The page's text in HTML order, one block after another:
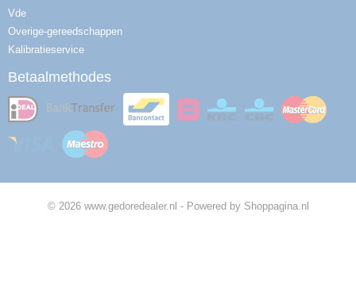
Vde
Overige-gereedschappen
Kalibratieservice
Betaalmethodes
© 2026 www.gedoredealer.nl - Powered by Shoppagina.nl